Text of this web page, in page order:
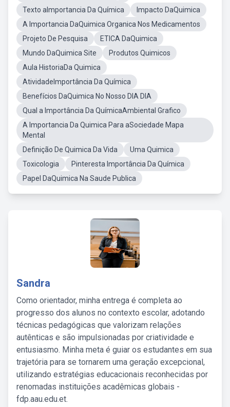
Texto aImportancia Da Química
Impacto DaQuimica
A Importancia DaQuimica Organica Nos Medicamentos
Projeto De Pesquisa
ETICA DaQuimica
Mundo DaQuimica Site
Produtos Quimicos
Aula HistoriaDa Quimica
AtividadeImportância Da Química
Benefícios DaQuimica No Nosso DIA DIA
Qual a Importância Da QuímicaAmbiental Grafico
A Importancia Da Quimica Para aSociedade Mapa
Mental
Definição De Quimica Da Vida
Uma Quimica
Toxicologia
Pinteresta Importância Da Química
Papel DaQuimica Na Saude Publica
Sandra
Como orientador, minha entrega é completa ao
progresso dos alunos no contexto escolar, adotando
técnicas pedagógicas que valorizam relações
autênticas e são impulsionadas por criatividade e
entusiasmo. Minha meta é guiar os estudantes em sua
trajetória para se tornarem uma geração excepcional,
utilizando estratégias educacionais reconhecidas por
renomadas instituições acadêmicas globais -
fdp.aau.edu.et.